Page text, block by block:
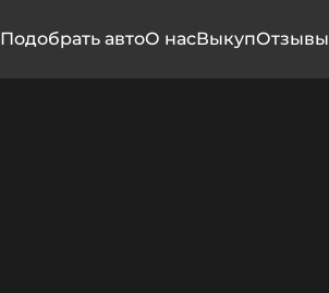
Подобрать автоО насВыкупОтзывы